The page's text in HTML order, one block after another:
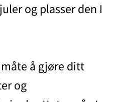
og plasser den I
å gjøre ditt
og